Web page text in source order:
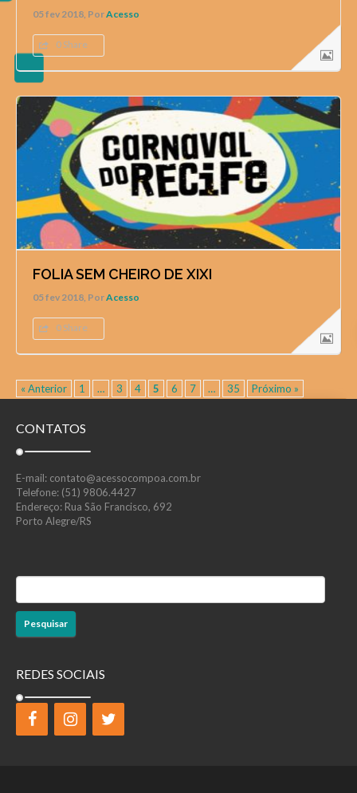
05 fev 2018, PorAcesso
0 Share
FOLIA SEM CHEIRO DE XIXI
05 fev 2018, PorAcesso
0 Share
« Anterior 1 … 3 4 5 6 7 … 35 Próximo »
CONTATOS
E-mail: contato@acessocompoa.com.br
Telefone: (51) 9806.4427
Endereço: Rua São Francisco, 692
Porto Alegre/RS
por:
REDES SOCIAIS